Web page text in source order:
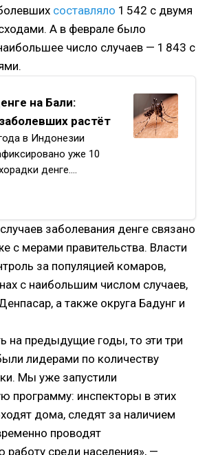
составляло 1 542 с двумя
А в феврале было
число случаев — 1 843 с
на Бали:
растёт
в Индонезии
уже 10
денге.
приходится пик
Сезонность
т…
заболевания денге связано
с мерами правительства. Власти
за популяцией комаров,
с наибольшим числом случаев,
а также округа Бадунг и
на предыдущие годы, то эти три
лидерами по количеству
Мы уже запустили
программу: инспекторы в этих
дома, следят за наличием
проводят
работу среди населения», —